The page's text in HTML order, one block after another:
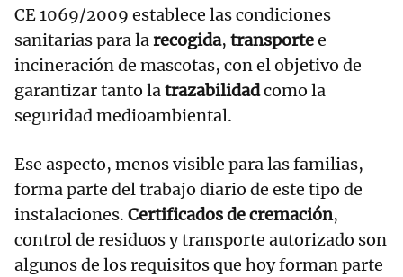
CE 1069/2009 establece las condiciones
sanitarias para larecogida, transportee
incineración de mascotas, con el objetivo de
garantizar tanto latrazabilidadcomo la
seguridad medioambiental.
Ese aspecto, menos visible para las familias,
forma parte del trabajo diario de este tipo de
instalaciones. Certificados de cremación,
control de residuos y transporte autorizado son
algunos de los requisitos que hoy forman parte